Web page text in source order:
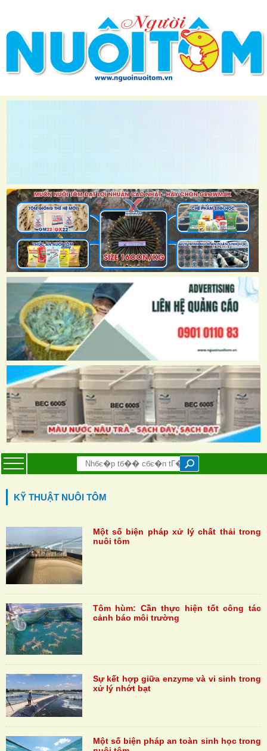
KỸ THUẬT NUÔI TÔM
Một số biện pháp xử lý chất thải trong
nuôi tôm
Tôm hùm: Cần thực hiện tốt công tác
cảnh báo môi trường
Sự kết hợp giữa enzyme và vi sinh trong
xử lý nhớt bạt
Một số biện pháp an toàn sinh học trong